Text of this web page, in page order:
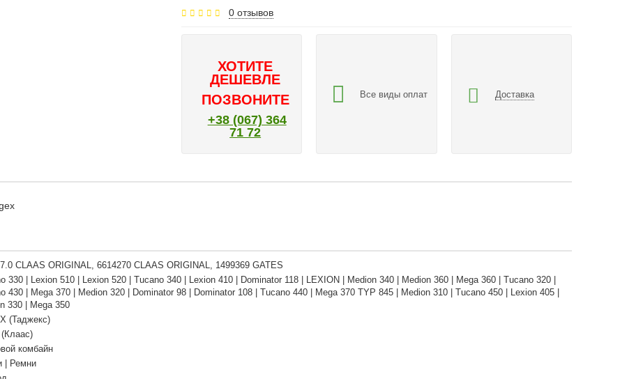
0 отзывов
ХОТИТЕ
ДЕШЕВЛЕ
ПОЗВОНИТЕ
+38 (067) 364
71 72
Все виды оплат Доставка
CLAAS ORIGINAL, 6614270 CLAAS ORIGINAL, 1499369 GATES
330 | Lexion 510 | Lexion 520 | Tucano 340 | Lexion 410 | Dominator 118 | LEXION | Medion 340 | Medion 360 | Mega 360 | Tucano 320 |
430 | Mega 370 | Medion 320 | Dominator 98 | Dominator 108 | Tucano 440 | Mega 370 TYP 845 | Medion 310 | Tucano 450 | Lexion 405 |
330 | Mega 350
(Таджекс)
комбайн
| Ремни